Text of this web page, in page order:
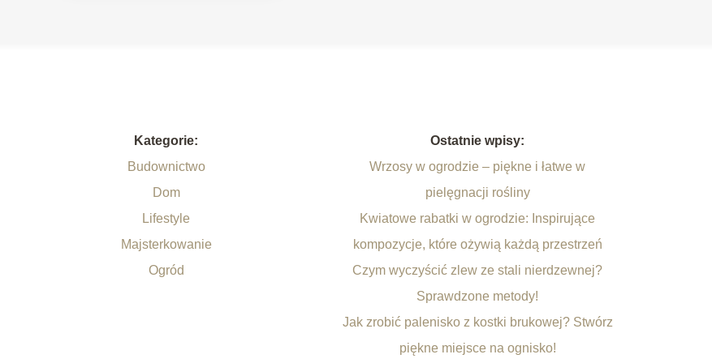
Kategorie:
Budownictwo
Dom
Lifestyle
Majsterkowanie
Ogród
Ostatnie wpisy:
Wrzosy w ogrodzie – piękne i łatwe w
pielęgnacji rośliny
Kwiatowe rabatki w ogrodzie: Inspirujące
kompozycje, które ożywią każdą przestrzeń
Czym wyczyścić zlew ze stali nierdzewnej?
Sprawdzone metody!
Jak zrobić palenisko z kostki brukowej? Stwórz
piękne miejsce na ognisko!